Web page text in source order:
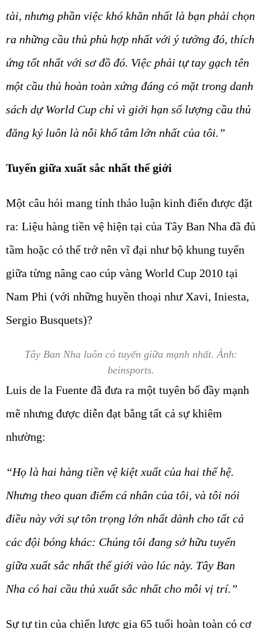
tài, nhưng phần việc khó khăn nhất là bạn phải chọn
ra những cầu thủ phù hợp nhất với ý tưởng đó, thích
ứng tốt nhất với sơ đồ đó. Việc phải tự tay gạch tên
một cầu thủ hoàn toàn xứng đáng có mặt trong danh
sách dự World Cup chỉ vì giới hạn số lượng cầu thủ
đăng ký luôn là nỗi khổ tâm lớn nhất của tôi.”
Tuyến giữa xuất sắc nhất thế giới
Một câu hỏi mang tính thảo luận kinh điển được đặt
ra: Liệu hàng tiền vệ hiện tại của Tây Ban Nha đã đủ
tầm hoặc có thể trở nên vĩ đại như bộ khung tuyến
giữa từng nâng cao cúp vàng World Cup 2010 tại
Nam Phi (với những huyền thoại như Xavi, Iniesta,
Sergio Busquets)?
Tây Ban Nha luôn có tuyến giữa mạnh nhất. Ảnh:
beinsports.
Luis de la Fuente đã đưa ra một tuyên bố đầy mạnh
mẽ nhưng được diễn đạt bằng tất cả sự khiêm
nhường:
“Họ là hai hàng tiền vệ kiệt xuất của hai thế hệ.
Nhưng theo quan điểm cá nhân của tôi, và tôi nói
điều này với sự tôn trọng lớn nhất dành cho tất cả
các đội bóng khác: Chúng tôi đang sở hữu tuyến
giữa xuất sắc nhất thế giới vào lúc này. Tây Ban
Nha có hai cầu thủ xuất sắc nhất cho mỗi vị trí.”
Sự tự tin của chiến lược gia 65 tuổi hoàn toàn có cơ